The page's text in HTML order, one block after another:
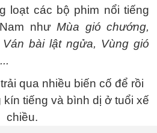
loạt các bộ phim nổi tiếng
như Mùa gió chướng,
bài lật ngửa, Vùng gió